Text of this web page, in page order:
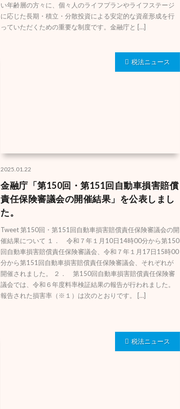
い年齢層の方々に、個々人のライフプランやライフステージ
に応じた長期・積立・分散投資による安定的な資産形成を行
っていただくための重要な制度です。金融庁と […]
税法ニュース
2025.01.22
金融庁「第150回・第151回自動車損害賠償
責任保険審議会の開催結果」を公表しまし
た。
Tweet 第150回・第151回自動車損害賠償責任保険審議会の開
催結果について １． 令和７年１月10日14時00分から第150
回自動車損害賠償責任保険審議会、令和７年１月17日15時00
分から第151回自動車損害賠償責任保険審議会、それぞれが
開催されました。 ２． 第150回自動車損害賠償責任保険審
議会では、令和６年度料率検証結果の報告が行われました。
報告された損害率（※１）は次のとおりです。 […]
税法ニュース